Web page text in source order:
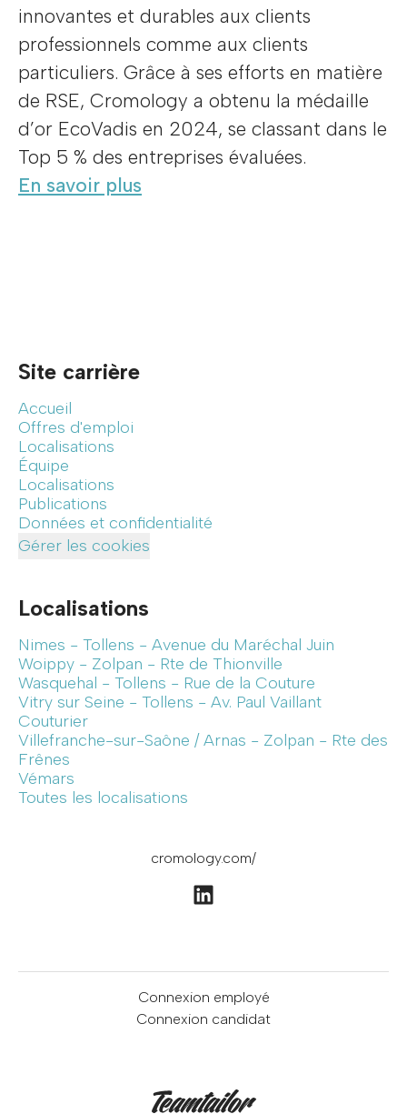
innovantes et durables aux clients
professionnels comme aux clients
particuliers. Grâce à ses efforts en matière
de RSE, Cromology a obtenu la médaille
d’or EcoVadis en 2024, se classant dans le
Top 5 % des entreprises évaluées.
En savoir plus
Site carrière
Accueil
Offres d'emploi
Localisations
Équipe
Localisations
Publications
Données et confidentialité
Gérer les cookies
Localisations
Nimes - Tollens - Avenue du Maréchal Juin
Woippy - Zolpan - Rte de Thionville
Wasquehal - Tollens - Rue de la Couture
Vitry sur Seine - Tollens - Av. Paul Vaillant
Couturier
Villefranche-sur-Saône / Arnas - Zolpan - Rte des
Frênes
Vémars
Toutes les localisations
cromology.com/
Connexion employé
Connexion candidat